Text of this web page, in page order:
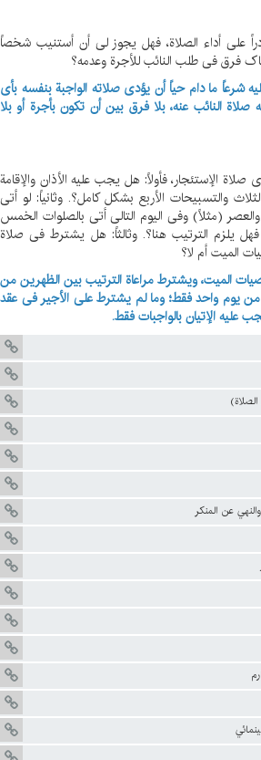
قادراً علی أداء الصلاة، فهل یجوز لی أن أستنیب شخصاً
فرق فی طلب النائب للأجرة وعدمه؟
ما دام حیاً أن یؤدی صلاته الواجبة بنفسه بأی
النائب عنه، بلا فرق بین أن تکون بأجرة أو بلا
صلاة الإستئجار، فأولاً: هل یجب علیه الأذان والإقامة
والتسبیحات الأربع بشکل کامل؟. وثانیاً: لو أتی
(مثلاً) وفی الیوم التالی أتی بالصلوات الخمس
فهل یلزم الترتیب هنا؟. وثالثاً: هل یشترط فی صلاة
المیت أم لا؟
المیت، ویشترط مراعاة الترتیب بین الظهرین من
یوم واحد فقط؛ وما لم یشترط علی الأجیر فی عقد
علیه الإتیان بالواجبات فقط.
عن المنكر